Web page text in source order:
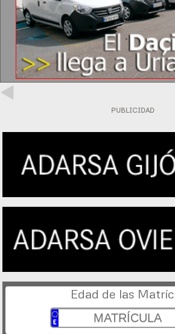
PUBLICIDAD
Edad de las